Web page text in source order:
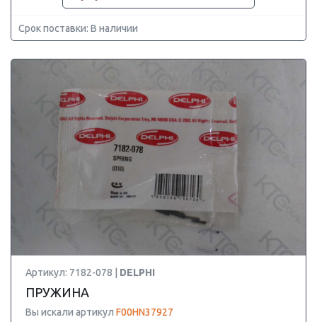
Срок поставки: В наличии
Артикул: 7182-078 | DELPHI
ПРУЖИНА
Вы искали артикул F00HN37927